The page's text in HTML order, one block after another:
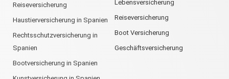
Reiseversicherung
Haustierversicherung in Spanien
Rechtsschutzversicherung in
Spanien
Bootversicherung in Spanien
Lebensversicherung
Reiseversicherung
Boot Versicherung
Geschäftsversicherung